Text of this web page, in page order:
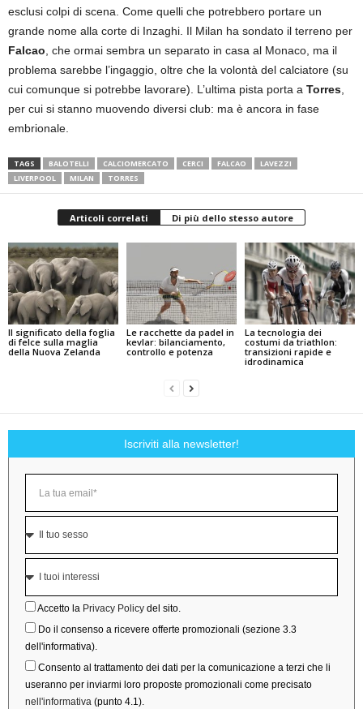
esclusi colpi di scena. Come quelli che potrebbero portare un
grande nome alla corte di Inzaghi. Il Milan ha sondato il terreno per
Falcao , che ormai sembra un separato in casa al Monaco, ma il
problema sarebbe l’ingaggio, oltre che la volontà del calciatore (su
cui comunque si potrebbe lavorare). L’ultima pista porta a Torres
per cui si stanno muovendo diversi club: ma è ancora in fase
embrionale.
TAGS BALOTELLI CALCIOMERCATO CERCI FALCAO
LAVEZZI
LIVERPOOL
MILAN TORRES
Articoli correlati Di più dello stesso autore
Il significato della foglia
di felce sulla maglia
della Nuova Zelanda
Le racchette da padel in
kevlar: bilanciamento,
controllo e potenza
La tecnologia dei
costumi da triathlon:
transizioni rapide e
idrodinamica
Iscriviti alla newsletter!
Accetto la Privacy Policy del sito.
Do il consenso a ricevere offerte promozionali (sezione 3.3
dell'informativa).
Consento al trattamento dei dati per la comunicazione a terzi che li
useranno per inviarmi loro proposte promozionali come precisato
nell'informativa (punto 4.1).